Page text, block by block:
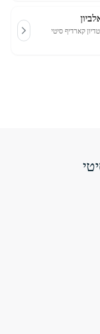
קארדיף סיטי